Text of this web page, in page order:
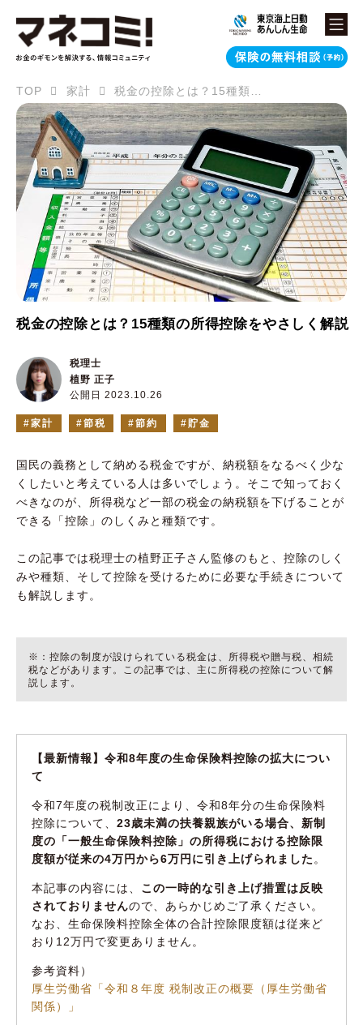
TOP 家計 税金の控除とは？15種類の所得控除をやさしく解説
税金の控除とは？15種類の所得控除をやさしく解説
公開日 2023.10.26
税理士
植野 正子
家計 節税 節約 貯金
国民の義務として納める税金ですが、納税額をなるべく少な
くしたいと考えている人は多いでしょう。そこで知っておく
べきなのが、所得税など一部の税金の納税額を下げることが
できる「控除」のしくみと種類です。
この記事では税理士の植野正子さん監修のもと、控除のしく
みや種類、そして控除を受けるために必要な手続きについて
も解説します。
※：控除の制度が設けられている税金は、所得税や贈与税、相続
税などがあります。この記事では、主に所得税の控除について解
説します。
【最新情報】令和8年度の生命保険料控除の拡大につい
て
令和7年度の税制改正により、令和8年分の生命保険料
控除について、23歳未満の扶養親族がいる場合、新制
度の「一般生命保険料控除」の所得税における控除限
度額が従来の4万円から6万円に引き上げられました 。
本記事の内容には、 この一時的な引き上げ措置は反映
されておりませんので、あらかじめご了承ください。
なお、生命保険料控除全体の合計控除限度額は従来ど
おり12万円で変更ありません。
参考資料）
厚生労働省「令和８年度 税制改正の概要（厚生労働省
関係）」